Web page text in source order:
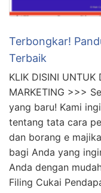
Terbongkar!
Terbaik
KLIK DISINI UNTUK
MARKETING >>>
yang baru! Kami
tentang tata cara
dan borang e
bagi Anda yang
Anda dengan
Filing Cukai